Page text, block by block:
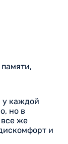
у каждой
но в
все же
и